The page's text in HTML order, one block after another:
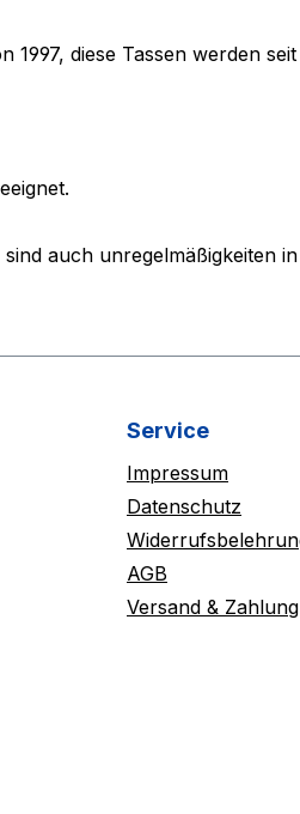
1997, diese Tassen werden
auch unregelmäßigkeiten
Service
Impressum
Datenschutz
AGB
Versand & Zahlung